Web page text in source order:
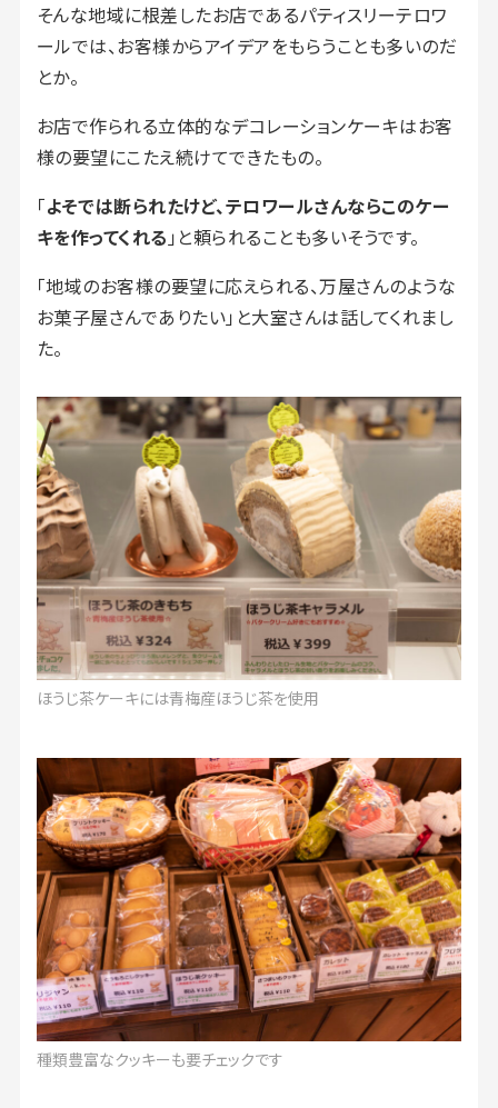
そんな地域に根差したお店であるパティスリーテロワ
ールでは、お客様からアイデアをもらうことも多いのだ
とか。
お店で作られる立体的なデコレーションケーキはお客
様の要望にこたえ続けてできたもの。
「よそでは断られたけど、テロワールさんならこのケー
キを作ってくれる 」と頼られることも多いそうです。
「地域のお客様の要望に応えられる、万屋さんのような
お菓子屋さんでありたい」と大室さんは話してくれまし
た。
ほうじ茶ケーキには青梅産ほうじ茶を使用
種類豊富なクッキーも要チェックです